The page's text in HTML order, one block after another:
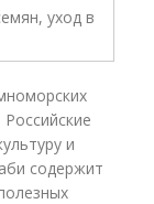
и
содержит